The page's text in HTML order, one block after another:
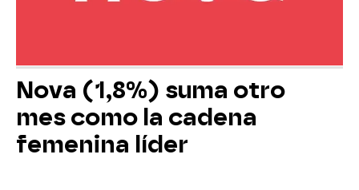
Nova (1,8%) suma otro
mes como la cadena
femenina líder